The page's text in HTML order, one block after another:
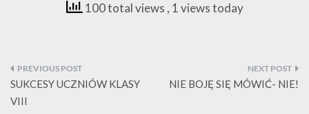
100 total views , 1 views today
Nawigacja
wpisu
SUKCESY UCZNIÓW KLASY
VIII
NIE BOJĘ SIĘ MÓWIĆ- NIE!